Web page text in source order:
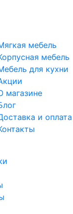
мебель
мебель
для кухни
магазине
и оплата